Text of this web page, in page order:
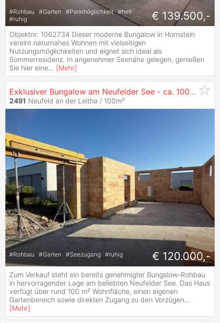
#Rohbau #Garten #Parkmöglichkeit #hell
#ruhig € 139.500,-
Objektnr: 1062734 Dieser moderne Bungalow in Hornstein
vereint naturnahes Wohnen mit vielseitigen
Nutzungsmöglichkeiten und eignet sich ideal als
Sommerresidenz. In angenehmer Seenähe gelegen, genießen
Sie hier eine... [Mehr]
Exklusiver Bungalow am Neufelder See - ca. 100 m² Wohnfläche mit Garten und Seezugang
2491 Neufeld an der Leitha / 100m²
#Rohbau #Garten #Seezugang #ruhig € 120.000,-
Zum Verkauf steht ein bereits genehmigter Bungalow-Rohbau
in hervorragender Lage am beliebten Neufelder See. Das Haus
verfügt über rund 100 m² Wohnfläche, einen eigenen
Gartenbereich sowie direkten Zugang zu den Vorzügen...
[Mehr]